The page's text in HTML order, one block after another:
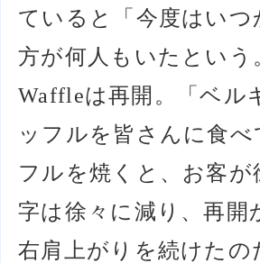
ていると「今度はい
方が何人もいたとい
Waffleは再開。「ベル
ッフルを皆さんに食
フルを焼くと、お客
字は徐々に減り、再
右肩上がりを続けたの